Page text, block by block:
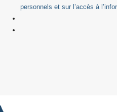
personnels et sur l’accès à